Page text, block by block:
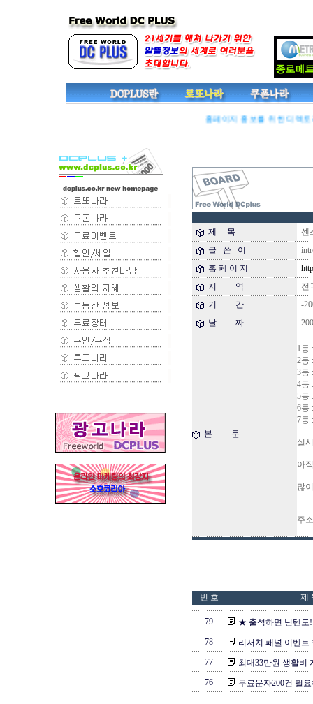
홈페이지 홍보를 위한 디렉토
제 목
센
글 쓴 이
홈 페 이 지
지 역
전
기 간
-
날 짜
본 문
1등
2등
3등
4등
5등
6등
7등
실
아
많
주
번 호 제
79
★ 출석하면 닌텐도
78
리서치 패널 이벤
77
최대33만원 생활비
76
무료문자200건 필